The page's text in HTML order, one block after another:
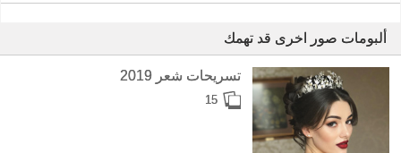
ألبومات صور اخرى قد تهمك
تسريحات شعر 2019
15